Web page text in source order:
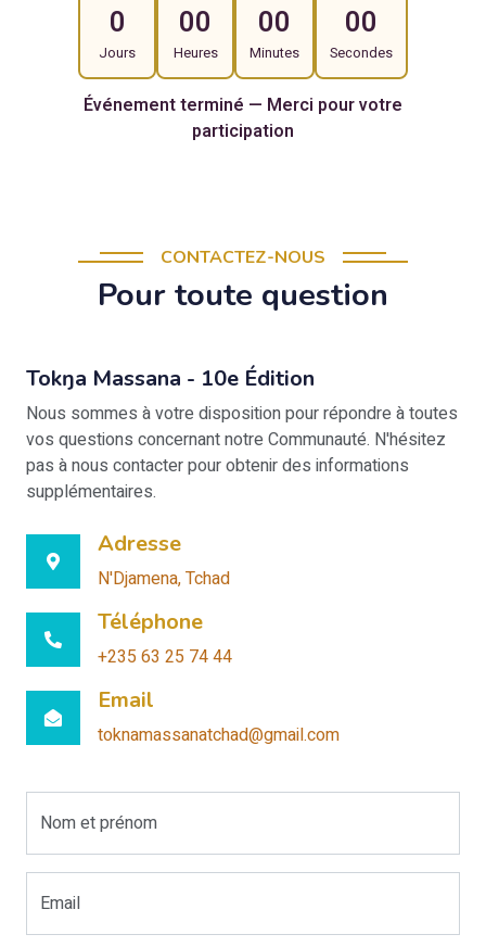
0
Jours
00
Heures
00
Minutes
00
Secondes
Événement terminé — Merci pour votre
participation
CONTACTEZ-NOUS
Pour toute question
Tokŋa Massana - 10e Édition
Nous sommes à votre disposition pour répondre à toutes
vos questions concernant notre Communauté. N'hésitez
pas à nous contacter pour obtenir des informations
supplémentaires.
Adresse
N'Djamena, Tchad
Téléphone
+235 63 25 74 44
Email
toknamassanatchad@gmail.com
Nom et prénom
Email